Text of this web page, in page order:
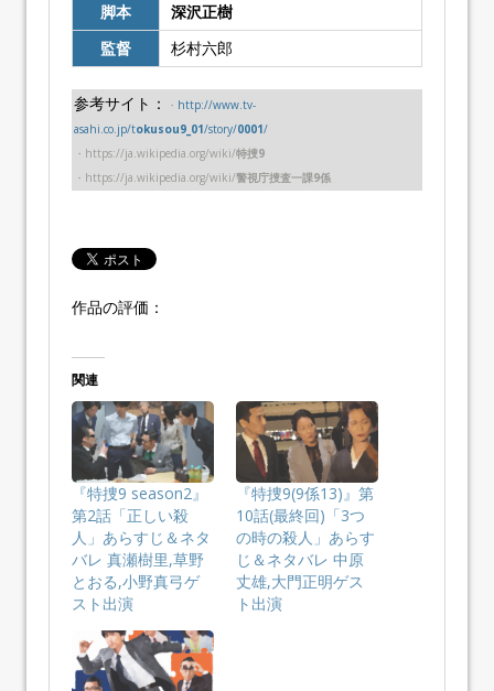
脚本
深沢正樹
監督
杉村六郎
参考サイト： ・ http://www.tv-
asahi.co.jp/tokusou9_01/story/0001/
・https://ja.wikipedia.org/wiki/特捜9
・https://ja.wikipedia.org/wiki/警視庁捜査一課9係
作品の評価：
関連
『特捜9 season2』
第2話「正しい殺
人」あらすじ＆ネタ
バレ 真瀬樹里,草野
とおる,小野真弓ゲ
スト出演
『特捜9(9係13)』第
10話(最終回)「3つ
の時の殺人」あらす
じ＆ネタバレ 中原
丈雄,大門正明ゲス
ト出演